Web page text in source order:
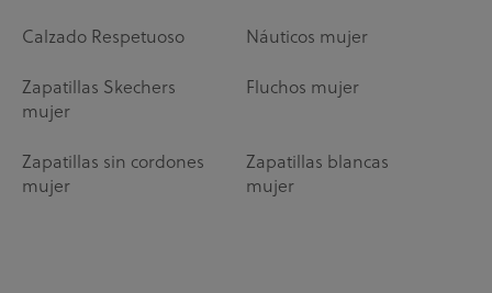
Calzado Respetuoso Náuticos mujer
Zapatillas Skechers
mujer
Fluchos mujer
Zapatillas sin cordones
mujer
Zapatillas blancas
mujer